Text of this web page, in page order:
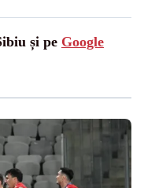
și pe Google